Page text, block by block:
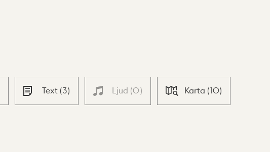
Text (3) Ljud (0) Karta (10)